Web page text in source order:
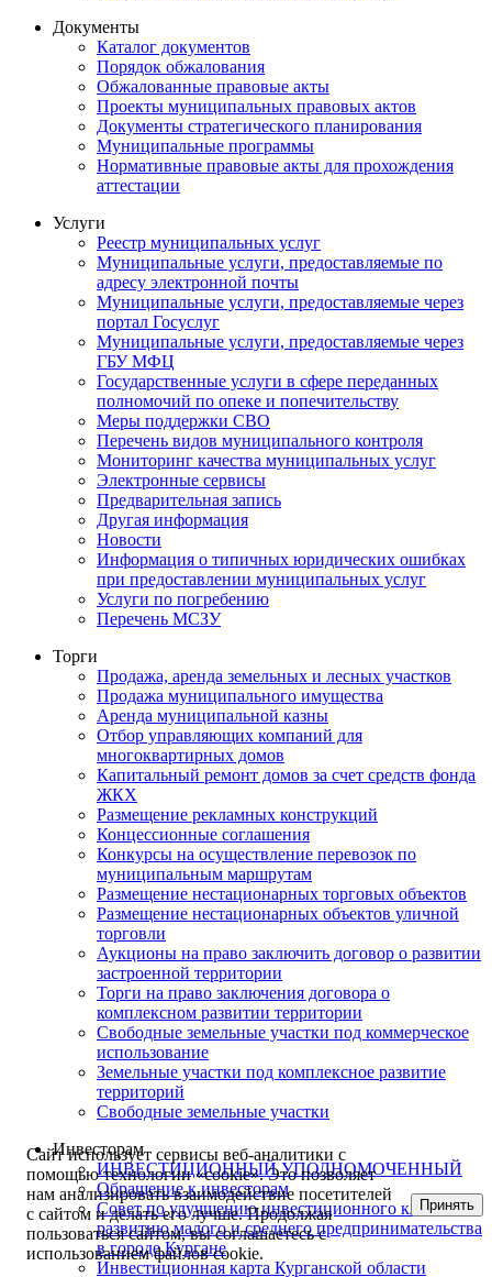
Документы
Каталог документов
Порядок обжалования
Обжалованные правовые акты
Проекты муниципальных правовых актов
Документы стратегического планирования
Муниципальные программы
Нормативные правовые акты для прохождения
аттестации
Услуги
Реестр муниципальных услуг
Муниципальные услуги, предоставляемые по
адресу электронной почты
Муниципальные услуги, предоставляемые через
портал Госуслуг
Муниципальные услуги, предоставляемые через
ГБУ МФЦ
Государственные услуги в сфере переданных
полномочий по опеке и попечительству
Меры поддержки СВО
Перечень видов муниципального контроля
Мониторинг качества муниципальных услуг
Электронные сервисы
Предварительная запись
Другая информация
Новости
Информация о типичных юридических ошибках
при предоставлении муниципальных услуг
Услуги по погребению
Перечень МСЗУ
Торги
Продажа, аренда земельных и лесных участков
Продажа муниципального имущества
Аренда муниципальной казны
Отбор управляющих компаний для
многоквартирных домов
Капитальный ремонт домов за счет средств фонда
ЖКХ
Размещение рекламных конструкций
Концессионные соглашения
Конкурсы на осуществление перевозок по
муниципальным маршрутам
Размещение нестационарных торговых объектов
Размещение нестационарных объектов уличной
торговли
Аукционы на право заключить договор о развитии
застроенной территории
Торги на право заключения договора о
комплексном развитии территории
Свободные земельные участки под коммерческое
использование
Земельные участки под комплексное развитие
территорий
Свободные земельные участки
Инвесторам
ИНВЕСТИЦИОННЫЙ УПОЛНОМОЧЕННЫЙ
Обращение к инвесторам
Совет по улучшению инвестиционного климата и
развитию малого и среднего предпринимательства
в городе Кургане
Инвестиционная карта Курганской области
Сайт использует сервисы веб-аналитики с
помощью технологии «cookie». Это позволяет
нам анализировать взаимодействие посетителей
с сайтом и делать его лучше. Продолжая
пользоваться сайтом, вы соглашаетесь с
использованием файлов cookie.
Принять